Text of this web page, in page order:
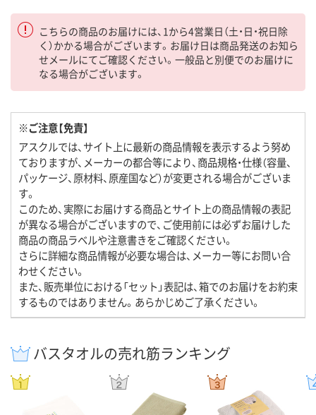
こちらの商品のお届けには、1から4営業日（土・日・祝日除
く）かかる場合がございます。お届け日は商品発送のお知ら
せメールにてご確認ください。一般品と別便でのお届けに
なる場合がございます。
※ご注意【免責】
アスクルでは、サイト上に最新の商品情報を表示するよう努め
ておりますが、メーカーの都合等により、商品規格・仕様（容量、
パッケージ、原材料、原産国など）が変更される場合がございま
す。
このため、実際にお届けする商品とサイト上の商品情報の表記
が異なる場合がございますので、ご使用前には必ずお届けした
商品の商品ラベルや注意書きをご確認ください。
さらに詳細な商品情報が必要な場合は、メーカー等にお問い合
わせください。
また、販売単位における「セット」表記は、箱でのお届けをお約束
するものではありません。あらかじめご了承ください。
バスタオルの売れ筋ランキング